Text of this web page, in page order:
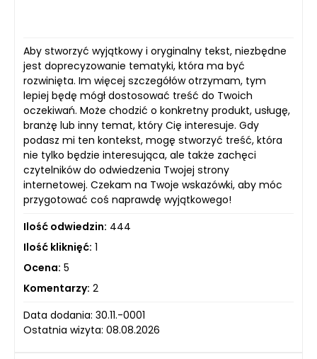
Aby stworzyć wyjątkowy i oryginalny tekst, niezbędne
jest doprecyzowanie tematyki, która ma być
rozwinięta. Im więcej szczegółów otrzymam, tym
lepiej będę mógł dostosować treść do Twoich
oczekiwań. Może chodzić o konkretny produkt, usługę,
branżę lub inny temat, który Cię interesuje. Gdy
podasz mi ten kontekst, mogę stworzyć treść, która
nie tylko będzie interesująca, ale także zachęci
czytelników do odwiedzenia Twojej strony
internetowej. Czekam na Twoje wskazówki, aby móc
przygotować coś naprawdę wyjątkowego!
Ilość odwiedzin: 444
Ilość kliknięć: 1
Ocena: 5
Komentarzy: 2
Data dodania: 30.11.-0001
Ostatnia wizyta: 08.08.2026